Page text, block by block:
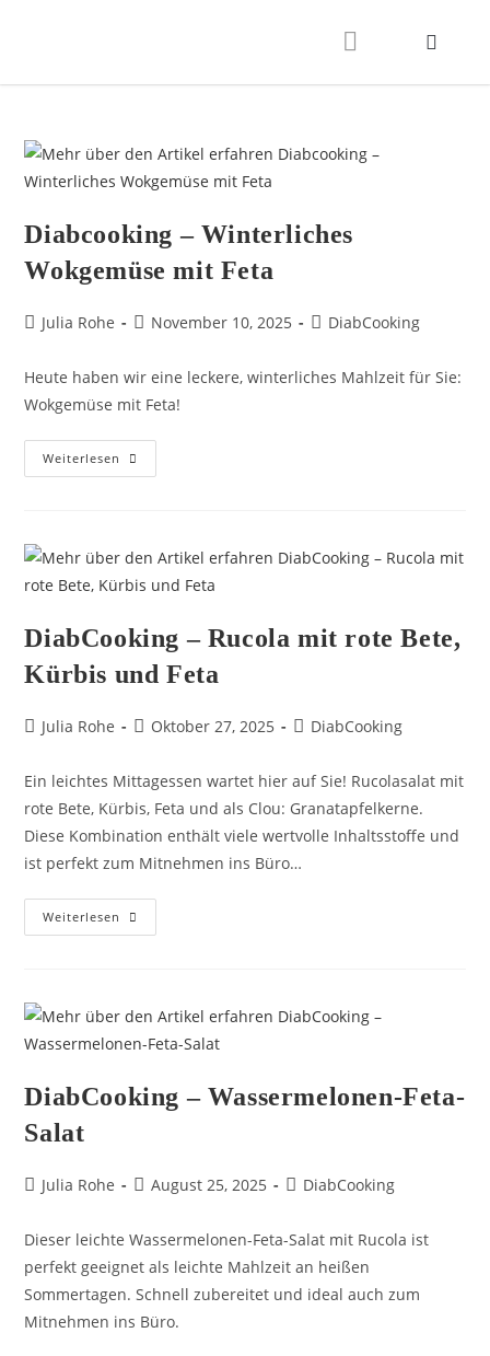
Diabcooking – Winterliches
Wokgemüse mit Feta
Julia Rohe November 10, 2025 DiabCooking
Heute haben wir eine leckere, winterliches Mahlzeit für Sie:
Wokgemüse mit Feta!
Weiterlesen
DiabCooking – Rucola mit rote Bete,
Kürbis und Feta
Julia Rohe Oktober 27, 2025 DiabCooking
Ein leichtes Mittagessen wartet hier auf Sie! Rucolasalat mit
rote Bete, Kürbis, Feta und als Clou: Granatapfelkerne.
Diese Kombination enthält viele wertvolle Inhaltsstoffe und
ist perfekt zum Mitnehmen ins Büro…
Weiterlesen
DiabCooking – Wassermelonen-Feta-
Salat
Julia Rohe August 25, 2025 DiabCooking
Dieser leichte Wassermelonen-Feta-Salat mit Rucola ist
perfekt geeignet als leichte Mahlzeit an heißen
Sommertagen. Schnell zubereitet und ideal auch zum
Mitnehmen ins Büro.